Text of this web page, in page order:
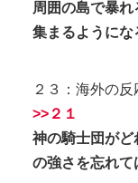
周囲の島で暴
集まるようにな
２３：海外の反
>>２１
神の騎士団が
の強さを忘れて